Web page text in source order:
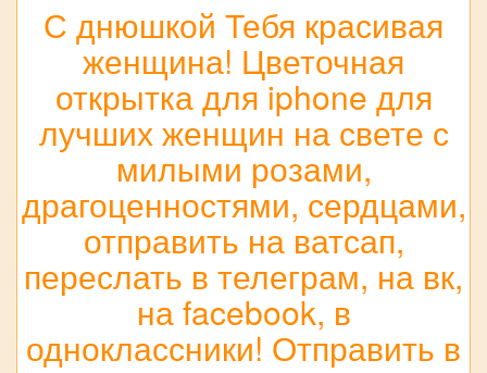
С днюшкой Тебя красивая
женщина! Цветочная
открытка для iphone для
лучших женщин на свете с
милыми розами,
драгоценностями, сердцами,
отправить на ватсап,
переслать в телеграм, на вк,
на facebook, в
одноклассники! Отправить в